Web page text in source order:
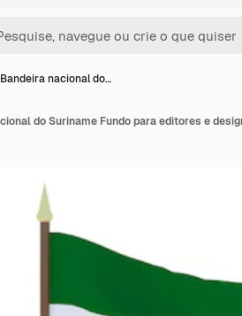
Bandeira nacional do…